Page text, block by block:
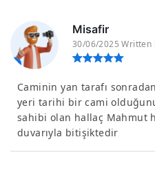
Misafir
30/06/2025 Written
Caminin yan tarafı
yeri tarihi bir cami
sahibi olan hallaç Mahmut
duvarıyla bitişiktedir